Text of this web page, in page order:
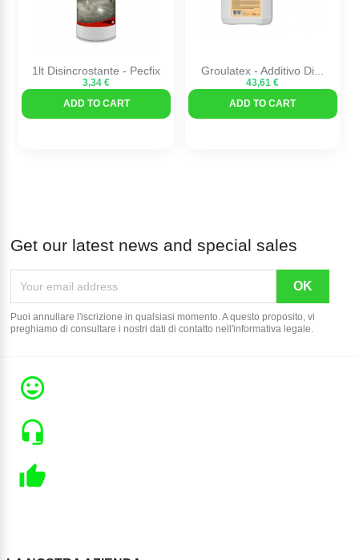
1lt Disincrostante - Pecfix
3,34 €
ADD TO CART
Groulatex - Additivo Di...
43,61 €
ADD TO CART
Get our latest news and special sales
Puoi annullare l'iscrizione in qualsiasi momento. A questo proposito, vi
preghiamo di consultare i nostri dati di contatto nell'informativa legale.